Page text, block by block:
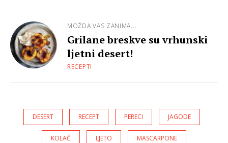
MOŽDA VAS ZANIMA...
Grilane breskve su vrhunski
ljetni desert!
RECEPTI
DESERT RECEPT PERECI JAGODE
KOLAČ LJETO MASCARPONE